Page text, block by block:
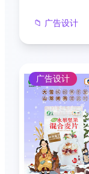
📁 广告设计
广告设计